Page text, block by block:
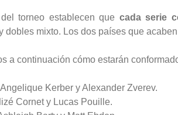
torneo establecen que cada serie
dobles mixto. Los dos países que
a continuación cómo estarán
Kerber y Alexander Zverev.
Cornet y Lucas Pouille.